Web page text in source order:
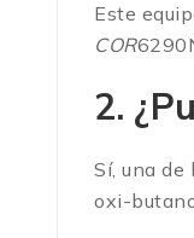
Este
COR
2.
Sí, una
oxi-